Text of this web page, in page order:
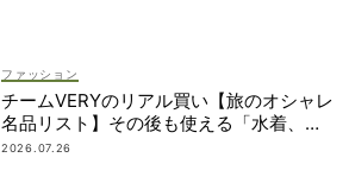
ファッション
チームVERYのリアル買い【旅のオシャレ
名品リスト】その後も使える「水着、バ
ッグ、UVアイテムetc.」！
2026.07.26